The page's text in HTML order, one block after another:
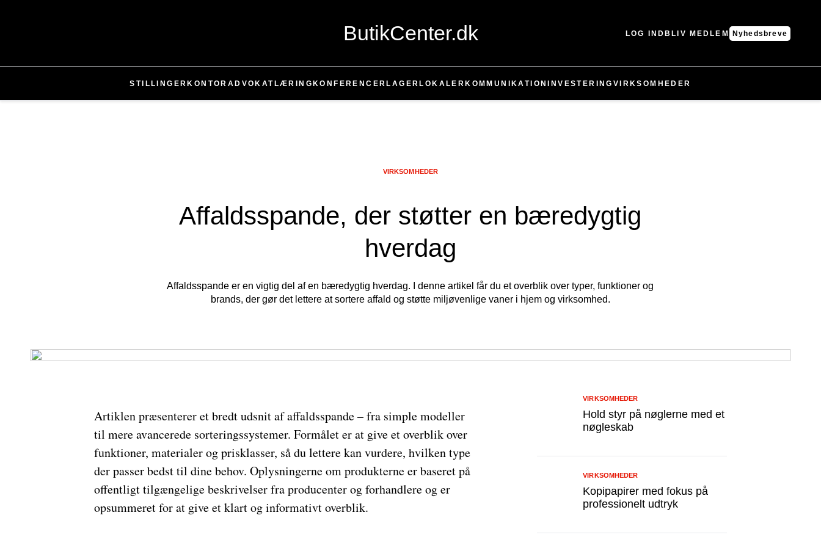
ButikCenter.dk LOG INDBLIV MEDLEM Nyhedsbreve
STILLINGER KONTOR ADVOKAT LÆRING KONFERENCER LAGER LOKALER KOMMUNIKATION INVESTERING VIRKSOMHEDER
Affaldsspande, der støtter en bæredygtig
hverdag
VIRKSOMHEDER
Affaldsspande er en vigtig del af en bæredygtig hverdag. I denne artikel får du et overblik over typer, funktioner og
brands, der gør det lettere at sortere affald og støtte miljøvenlige vaner i hjem og virksomhed.
Artiklen præsenterer et bredt udsnit af affaldsspande – fra simple modeller
til mere avancerede sorteringssystemer. Formålet er at give et overblik over
funktioner, materialer og prisklasser, så du lettere kan vurdere, hvilken type
der passer bedst til dine behov. Oplysningerne om produkterne er baseret på
offentligt tilgængelige beskrivelser fra producenter og forhandlere og er
opsummeret for at give et klart og informativt overblik.
Hold styr på nøglerne med et
nøgleskab
VIRKSOMHEDER
Kopipapirer med fokus på
professionelt udtryk
VIRKSOMHEDER